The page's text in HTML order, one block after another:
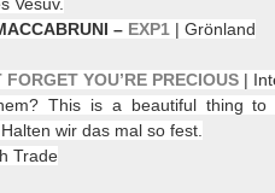
Vesuv.
– EXP1 | Grönland
FORGET YOU’RE PRECIOUS |
This is a beautiful thing to
wir das mal so fest.
Trade